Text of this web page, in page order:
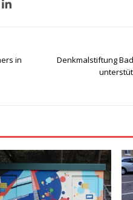
in
Denkmalstiftung